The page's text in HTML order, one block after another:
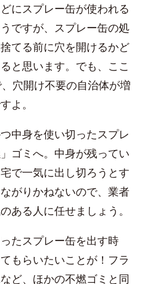
にスプレー缶が使われる
ですが、スプレー缶の処
てる前に穴を開けるかど
と思います。でも、ここ
穴開け不要の自治体が増
よ。
中身を使い切ったスプレ
ゴミへ。中身が残ってい
で一気に出し切ろうとす
がりかねないので、業者
ある人に任せましょう。
たスプレー缶を出す時
もらいたいことが！フラ
ど、ほかの不燃ゴミと同